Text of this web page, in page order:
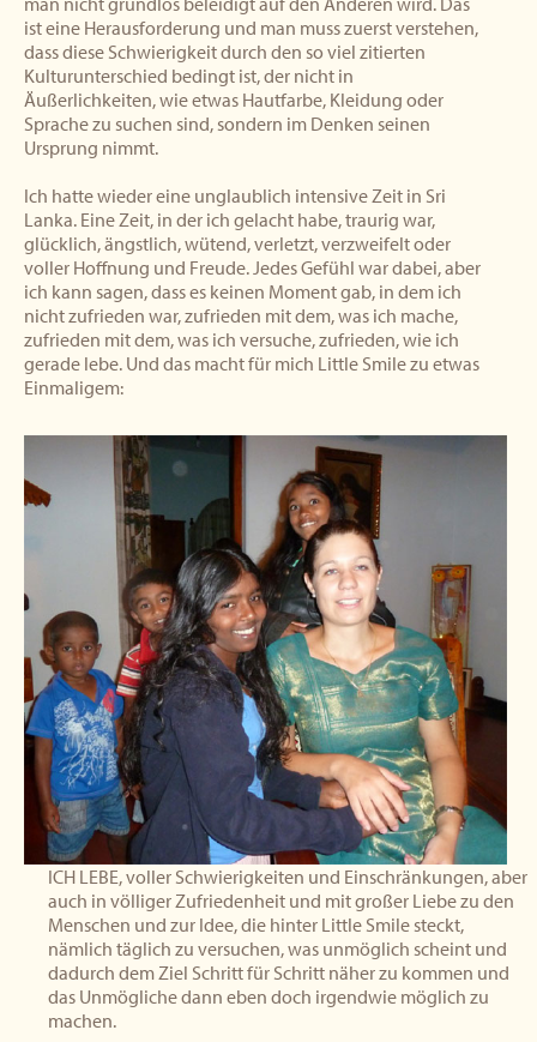
ist eine Herausforderung und man muss zuerst verstehen,
dass diese Schwierigkeit durch den so viel zitierten
Kulturunterschied bedingt ist, der nicht in
Äußerlichkeiten, wie etwas Hautfarbe, Kleidung oder
Sprache zu suchen sind, sondern im Denken seinen
Ursprung nimmt.
Ich hatte wieder eine unglaublich intensive Zeit in Sri
Lanka. Eine Zeit, in der ich gelacht habe, traurig war,
glücklich, ängstlich, wütend, verletzt, verzweifelt oder
voller Hoffnung und Freude. Jedes Gefühl war dabei, aber
ich kann sagen, dass es keinen Moment gab, in dem ich
nicht zufrieden war, zufrieden mit dem, was ich mache,
zufrieden mit dem, was ich versuche, zufrieden, wie ich
gerade lebe. Und das macht für mich Little Smile zu etwas
Einmaligem:
ICH LEBE, voller Schwierigkeiten und Einschränkungen, aber
auch in völliger Zufriedenheit und mit großer Liebe zu den
Menschen und zur Idee, die hinter Little Smile steckt,
nämlich täglich zu versuchen, was unmöglich scheint und
dadurch dem Ziel Schritt für Schritt näher zu kommen und
das Unmögliche dann eben doch irgendwie möglich zu
machen.